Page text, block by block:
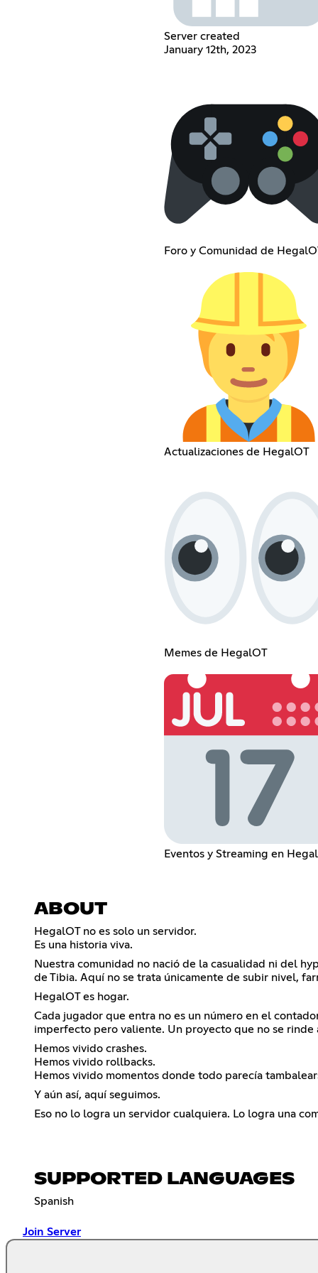
Server created
January 12th, 2023
Foro y Comunidad de
Actualizaciones de HegalOT
Memes de HegalOT
Eventos y Streaming en
ABOUT
HegalOT no es solo un servidor.
Es una historia viva.
Nuestra comunidad no nació de la casualidad ni del
de Tibia. Aquí no se trata únicamente de subir nivel,
HegalOT es hogar.
Cada jugador que entra no es un número en el
imperfecto pero valiente. Un proyecto que no se rinde
Hemos vivido crashes.
Hemos vivido rollbacks.
Hemos vivido momentos donde todo parecía
Y aún así, aquí seguimos.
Eso no lo logra un servidor cualquiera. Lo logra una
SUPPORTED LANGUAGES
Spanish
Join Server